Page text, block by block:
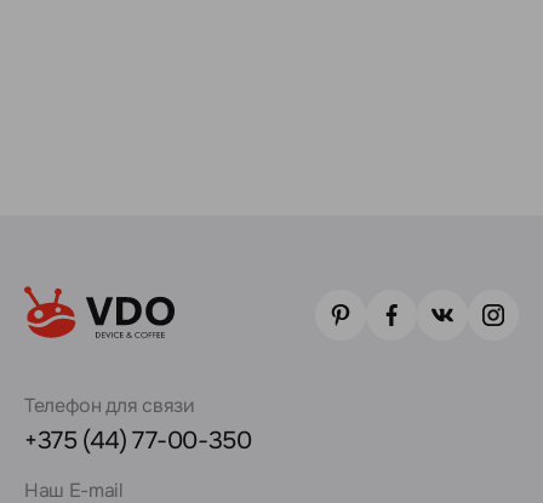
Телефон для связи
+375 (44) 77-00-350
Наш E-mail